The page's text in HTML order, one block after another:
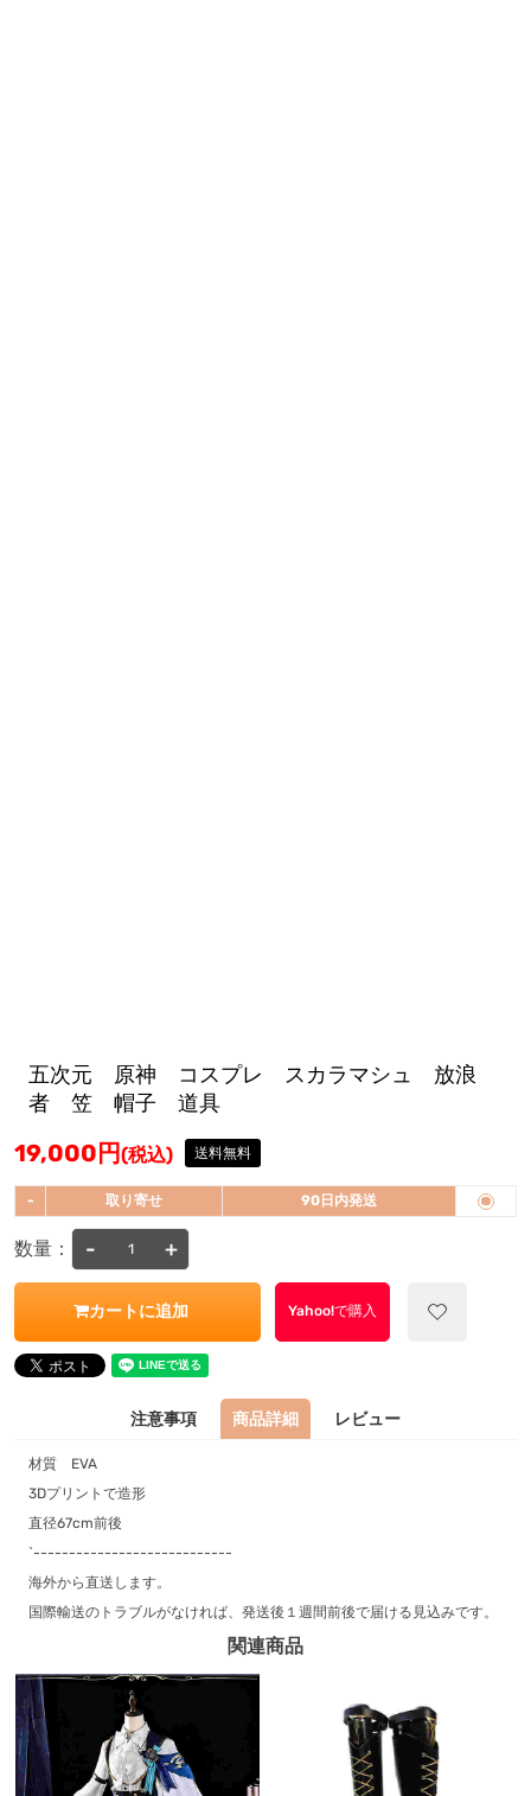
五次元 原神 コスプレ スカラマシュ 放浪
者 笠 帽子 道具
19,000 円(税込) 送料無料
- 取り寄せ 90日内発送
数量： - +
カートに追加 Yahoo!で購入
注意事項 商品詳細 レビュー
材質 EVA
3Dプリントで造形
直径67cm前後
`----------------------------
海外から直送します。
国際輸送のトラブルがなければ、発送後１週間前後で届ける見込みです。
関連商品